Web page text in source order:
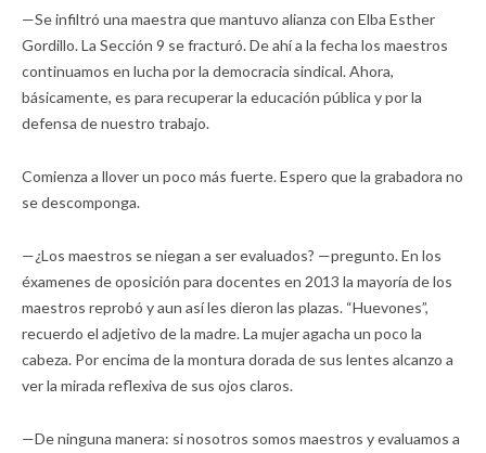
—Se infiltró una maestra que mantuvo alianza con Elba Esther
Gordillo. La Sección 9 se fracturó. De ahí a la fecha los maestros
continuamos en lucha por la democracia sindical. Ahora,
básicamente, es para recuperar la educación pública y por la
defensa de nuestro trabajo.
Comienza a llover un poco más fuerte. Espero que la grabadora no
se descomponga.
—¿Los maestros se niegan a ser evaluados? —pregunto. En los
éxamenes de oposición para docentes en 2013 la mayoría de los
maestros reprobó y aun así les dieron las plazas. “Huevones”,
recuerdo el adjetivo de la madre. La mujer agacha un poco la
cabeza. Por encima de la montura dorada de sus lentes alcanzo a
ver la mirada reflexiva de sus ojos claros.
—De ninguna manera: si nosotros somos maestros y evaluamos a